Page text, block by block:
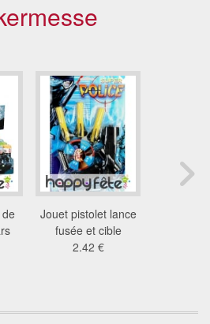
Jouet pistolet lance
fusée et cible
2.42 €